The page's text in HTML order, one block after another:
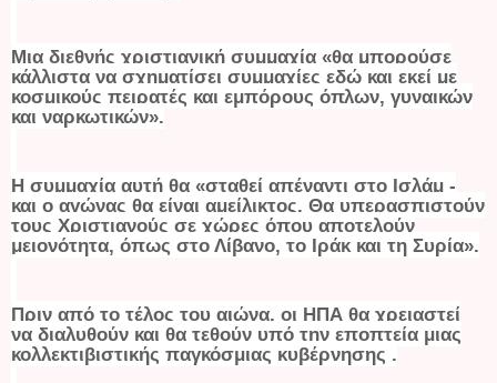
Μια διεθνής χριστιανική συμμαχία «θα μπορούσε
κάλλιστα να σχηματίσει συμμαχίες εδώ και εκεί με
κοσμικούς πειρατές και εμπόρους όπλων, γυναικών
και ναρκωτικών».
Η συμμαχία αυτή θα «σταθεί απέναντι στο Ισλάμ -
και ο αγώνας θα είναι αμείλικτος. Θα υπερασπιστούν
τους Χριστιανούς σε χώρες όπου αποτελούν
μειονότητα, όπως στο Λίβανο, το Ιράκ και τη Συρία».
Πριν από το τέλος του αιώνα, οι ΗΠΑ θα χρειαστεί
να διαλυθούν και θα τεθούν υπό την εποπτεία μιας
κολλεκτιβιστικής παγκόσμιας κυβέρνησης .